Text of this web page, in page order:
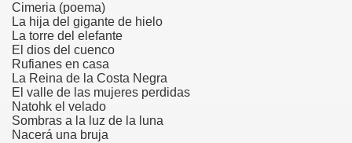
Cimeria (poema)
La hija del gigante de hielo
La torre del elefante
El dios del cuenco
Rufianes en casa
La Reina de la Costa Negra
El valle de las mujeres perdidas
Natohk el velado
Sombras a la luz de la luna
Nacerá una bruja